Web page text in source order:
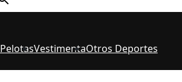
PelotasVestimentaOtros Deportes